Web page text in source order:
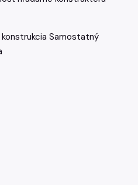
konstrukcia Samostatný